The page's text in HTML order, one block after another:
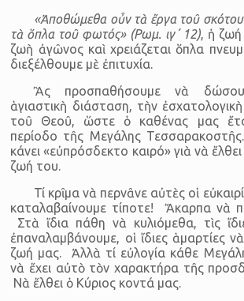
«Ἀποθώμεθα οὖν τὰ ἔργα τοῦ
τὰ ὅπλα τοῦ φωτός» (Ρωμ. ιγ΄ 12), ἡ ζωή
ζωὴ ἀγῶνος καὶ χρειάζεται ὅπλα
διεξέλθουμε μὲ ἐπιτυχία.
Ἂς προσπαθήσουμε νὰ
ἁγιαστικὴ διάσταση, τὴν
τοῦ Θεοῦ, ὥστε ὁ καθένας μας
περίοδο τῆς Μεγάλης
κάνει «εὐπρόσδεκτο καιρό» γιὰ νὰ
ζωή του.
Τί κρῖμα νὰ περνᾶνε αὐτὲς οἱ
καταλαβαίνουμε τίποτε! Ἄκαρπα νὰ
Στὰ ἴδια πάθη νὰ κυλιόμεθα, τὶς
ἐπαναλαμβάνουμε, οἱ ἴδιες ἁμαρτίες
ζωή μας. Ἀλλὰ τί εὐλογία κάθε
νὰ ἔχει αὐτὸ τὸν χαρακτήρα τῆς
Νὰ ἔλθει ὁ Κύριος κοντά μας.